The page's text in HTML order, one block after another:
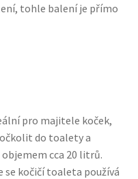
tohle balení je přímo
pro majitele koček,
do toalety a
cca 20 litrů.
se kočičí toaleta používá